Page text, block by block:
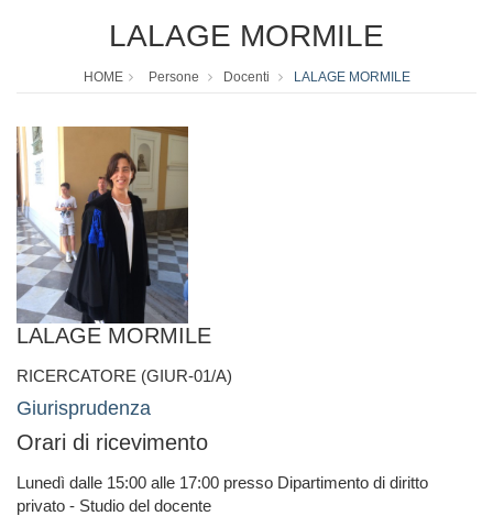
LALAGE MORMILE
HOME Persone Docenti LALAGE MORMILE
LALAGE MORMILE
RICERCATORE (GIUR-01/A)
Giurisprudenza
Orari di ricevimento
Lunedì dalle 15:00 alle 17:00 presso Dipartimento di diritto
privato - Studio del docente